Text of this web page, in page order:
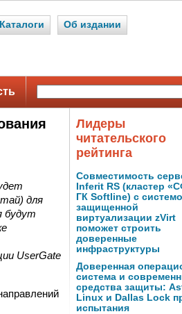
Каталоги Об издании
для
будут
UserGate
Лидеры
читательского
рейтинга
Совместимость
Inferit RS (кластер
ГК Softline) с
защищенной
виртуализации zVirt
поможет строить
доверенные
инфраструктуры
Доверенная
система и
средства защиты:
Linux и Dallas Lock
испытания